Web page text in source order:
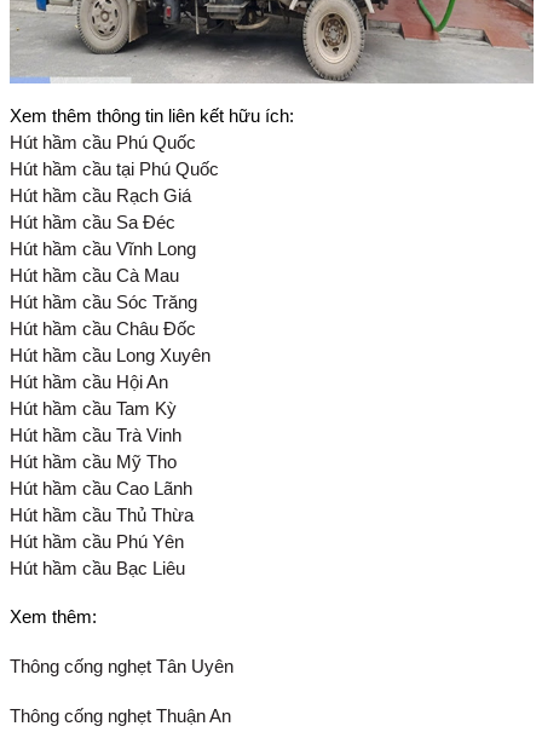
Xem thêm thông tin liên kết hữu ích:
Hút hầm cầu Phú Quốc
Hút hầm cầu tại Phú Quốc
Hút hầm cầu Rạch Giá
Hút hầm cầu Sa Đéc
Hút hầm cầu Vĩnh Long
Hút hầm cầu Cà Mau
Hút hầm cầu Sóc Trăng
Hút hầm cầu Châu Đốc
Hút hầm cầu Long Xuyên
Hút hầm cầu Hội An
Hút hầm cầu Tam Kỳ
Hút hầm cầu Trà Vinh
Hút hầm cầu Mỹ Tho
Hút hầm cầu Cao Lãnh
Hút hầm cầu Thủ Thừa
Hút hầm cầu Phú Yên
Hút hầm cầu Bạc Liêu
Xem thêm:
Thông cống nghẹt Tân Uyên
Thông cống nghẹt Thuận An